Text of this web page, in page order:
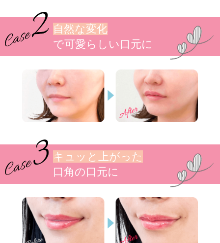
自然な変化
で可愛らしい口元に
キュッと上がった
口角の口元に